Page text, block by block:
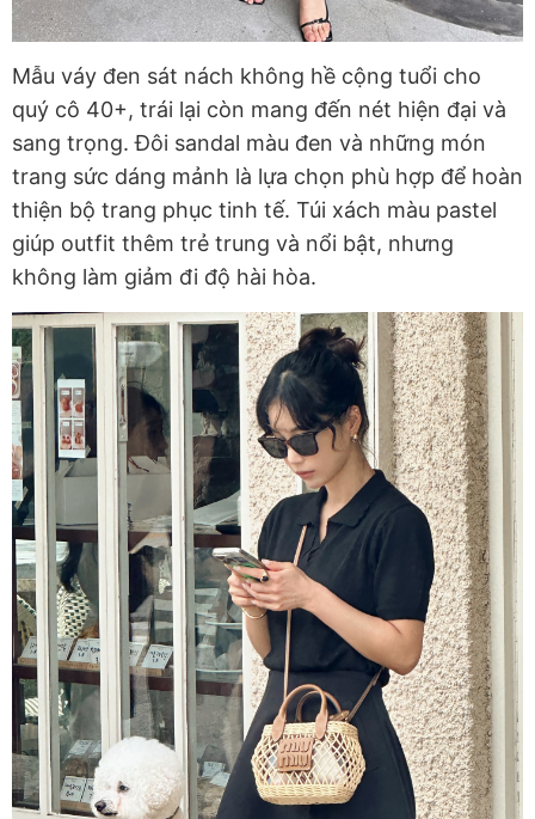
Mẫu váy đen sát nách không hề cộng tuổi cho
quý cô 40+, trái lại còn mang đến nét hiện đại và
sang trọng. Đôi sandal màu đen và những món
trang sức dáng mảnh là lựa chọn phù hợp để hoàn
thiện bộ trang phục tinh tế. Túi xách màu pastel
giúp outfit thêm trẻ trung và nổi bật, nhưng
không làm giảm đi độ hài hòa.